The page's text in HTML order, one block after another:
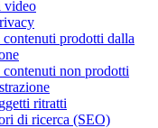
video
prodotti dalla
non prodotti
ritratti
di ricerca (SEO)